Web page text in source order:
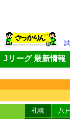
Jリーグ 最新情報
札幌 八戸